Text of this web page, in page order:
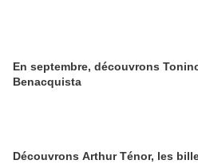
En septembre, découvrons
Benacquista
Découvrons Arthur Ténor, les